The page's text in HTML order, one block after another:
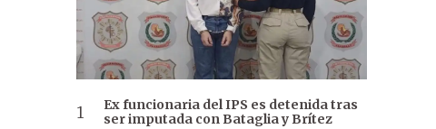
Ex funcionaria del IPS es detenida tras
ser imputada con Bataglia y Brítez